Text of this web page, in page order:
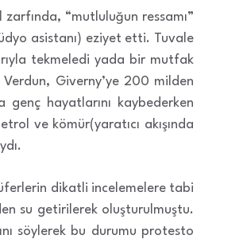
zarfında, “mutluluğun ressamı”
asistanı) eziyet etti. Tuvale
tekmeledi yada bir mutfak
Verdun, Giverny’ye 200 milden
hayatlarını kaybederken
ve kömür(yaratıcı akışında
dikatli incelemelere tabi
su getirilerek oluşturulmuştu.
söylerek bu durumu protesto